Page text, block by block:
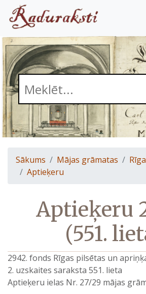
Sākums Mājas grāmatas
Aptieķeru
Aptieķeru
(551.
2942. fonds Rīgas pilsētas un
2. uzskaites saraksta 551. lieta
Aptieķeru ielas Nr. 27/29 mājas